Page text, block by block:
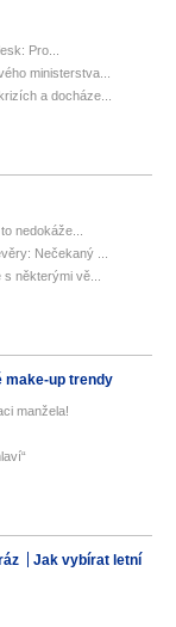
Pro...
ministerstva...
a docháze...
nedokáže...
Nečekaný ...
některými vě...
make-up trendy
manžela!
Jak vybírat letní